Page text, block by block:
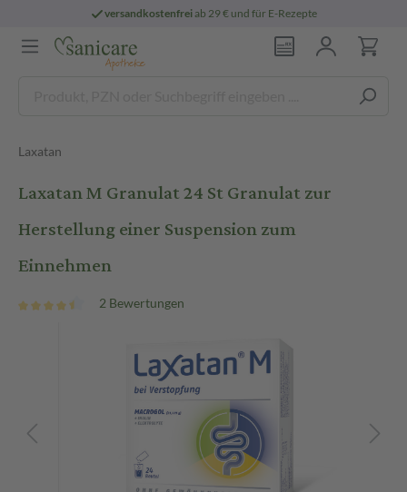
29 € und für E-Rezepte
Laxatan
Laxatan M Granulat 24 St Granulat zur
Herstellung einer Suspension zum
Einnehmen
2 Bewertungen